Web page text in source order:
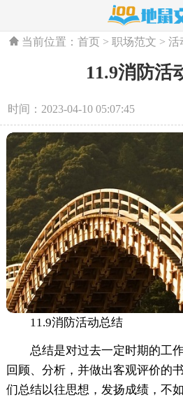
当前位置：首页 >职场范文 >活
11.9消防活
时间：2023-04-10 05:07:45
11.9消防活动总结
总结是对过去一定时期的工
回顾、分析，并做出客观评价的
们总结以往思想，发扬成绩，不